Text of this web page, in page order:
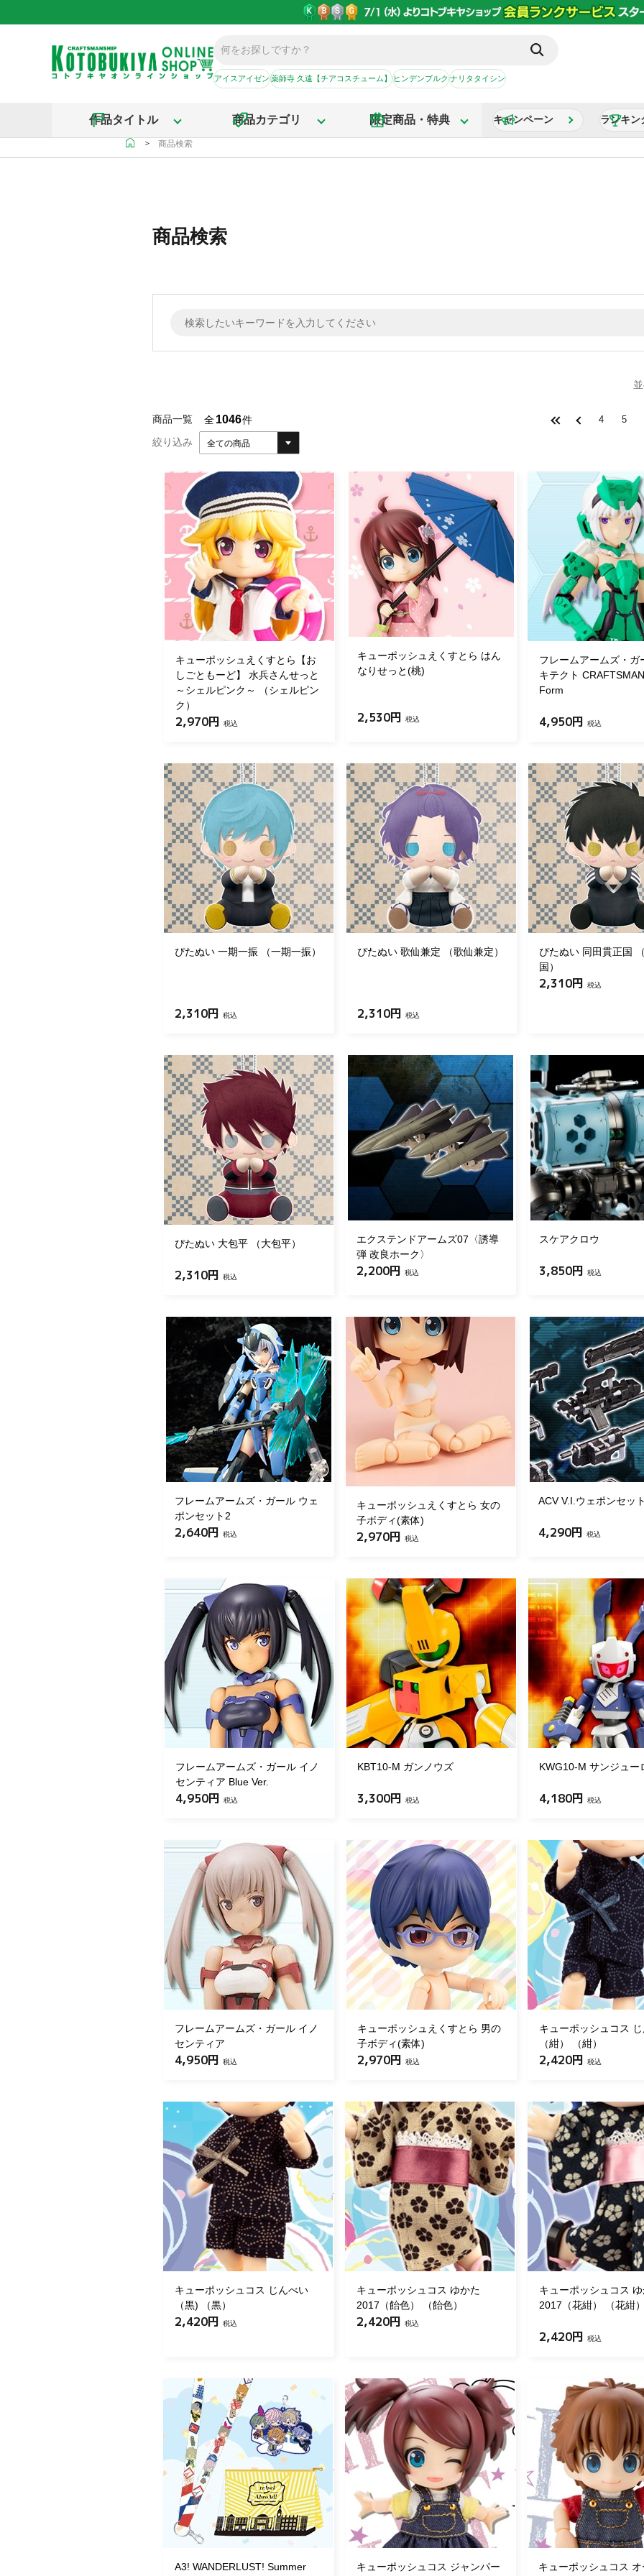
アイスアイゼン薬師寺 久遠【チアコスチューム】ヒンデンブルクナリタタイシン
作品タイトル 商品カテゴリ 限定商品・特典 キャンペーン ランキン
＞ 商品検索
商品検索
商品一覧 全1046件 4 5
絞り込み 全ての商品
キューポッシュえくすとら【お
しごともーど】 水兵さんせっと
～シェルピンク～ （シェルピン
ク）
2,970円 税込
キューポッシュえくすとら はん
なりせっと(桃)
2,530円 税込
フレームアームズ・ガ
キテクト
Form
4,950円 税込
ぴたぬい 一期一振 （一期一振）
2,310円 税込
ぴたぬい 歌仙兼定 （歌仙兼定）
2,310円 税込
ぴたぬい 同田貫正国
国）
2,310円 税込
ぴたぬい 大包平 （大包平）
2,310円 税込
エクステンドアームズ07〈誘導
弾 改良ホーク〉
2,200円 税込
スケアクロウ
3,850円 税込
フレームアームズ・ガール ウェ
ポンセット2
2,640円 税込
キューポッシュえくすとら 女の
子ボディ(素体)
2,970円 税込
ACV V.I.ウェポンセッ
4,290円 税込
フレームアームズ・ガール イノ
センティア Blue Ver.
4,950円 税込
KBT10-M ガンノウズ
3,300円 税込
KWG10-M サンジュー
4,180円 税込
フレームアームズ・ガール イノ
センティア
4,950円 税込
キューポッシュえくすとら 男の
子ボディ(素体)
2,970円 税込
キューポッシュコス
（紺） （紺）
2,420円 税込
キューポッシュコス じんべい
（黒) （黒）
2,420円 税込
キューポッシュコス ゆかた
2017（飴色） （飴色）
2,420円 税込
キューポッシュコス
2017（花紺） （花紺
2,420円 税込
A3! WANDERLUST! Summer
キューポッシュコス ジャンパー
キューポッシュコス